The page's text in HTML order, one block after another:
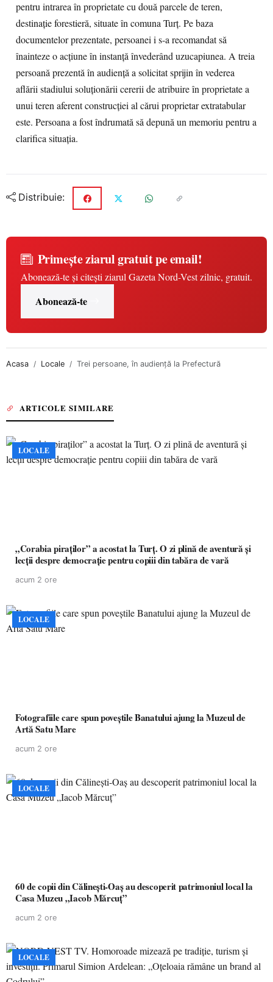
pentru intrarea în proprietate cu două parcele de teren,
destinație forestieră, situate în comuna Turț. Pe baza
documentelor prezentate, persoanei i s-a recomandat să
înainteze o acțiune în instanță învederând uzucapiunea. A treia
persoană prezentă în audiență a solicitat sprijin în vederea
aflării stadiului soluționării cererii de atribuire în proprietate a
unui teren aferent construcției al cărui proprietar extratabular
este. Persoana a fost îndrumată să depună un memoriu pentru a
clarifica situația.
Distribuie:
Primește ziarul gratuit pe email!
Abonează-te și citești ziarul Gazeta Nord-Vest zilnic, gratuit.
Abonează-te
Acasa Locale Trei persoane, în audienţă la Prefectură
ARTICOLE SIMILARE
LOCALE
„Corabia piraților” a acostat la Turț. O zi plină de aventură și
lecții despre democrație pentru copiii din tabăra de vară
acum 2 ore
LOCALE
Fotografiile care spun poveștile Banatului ajung la Muzeul de
Artă Satu Mare
acum 2 ore
LOCALE
60 de copii din Călinești-Oaș au descoperit patrimoniul local la
Casa Muzeu „Iacob Mărcuț”
acum 2 ore
LOCALE